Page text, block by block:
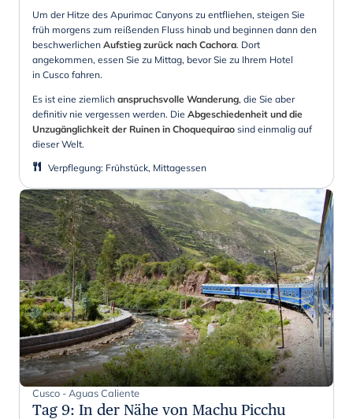
Um der Hitze des Apurimac Canyons zu entfliehen, steigen Sie
früh morgens zum reißenden Fluss hinab und beginnen dann den
beschwerlichen Aufstieg zurück nach Cachora. Dort
angekommen, essen Sie zu Mittag, bevor Sie zu Ihrem Hotel
in Cusco fahren.
Es ist eine ziemlich anspruchsvolle Wanderung, die Sie aber
definitiv nie vergessen werden. Die Abgeschiedenheit und die
Unzugänglichkeit der Ruinen in Choquequirao sind einmalig auf
dieser Welt.
Verpflegung: Frühstück, Mittagessen
Cusco - Aguas Caliente
Tag 9: In der Nähe von Machu Picchu